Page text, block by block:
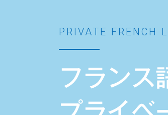
PRIVATE FRENCH
フランス